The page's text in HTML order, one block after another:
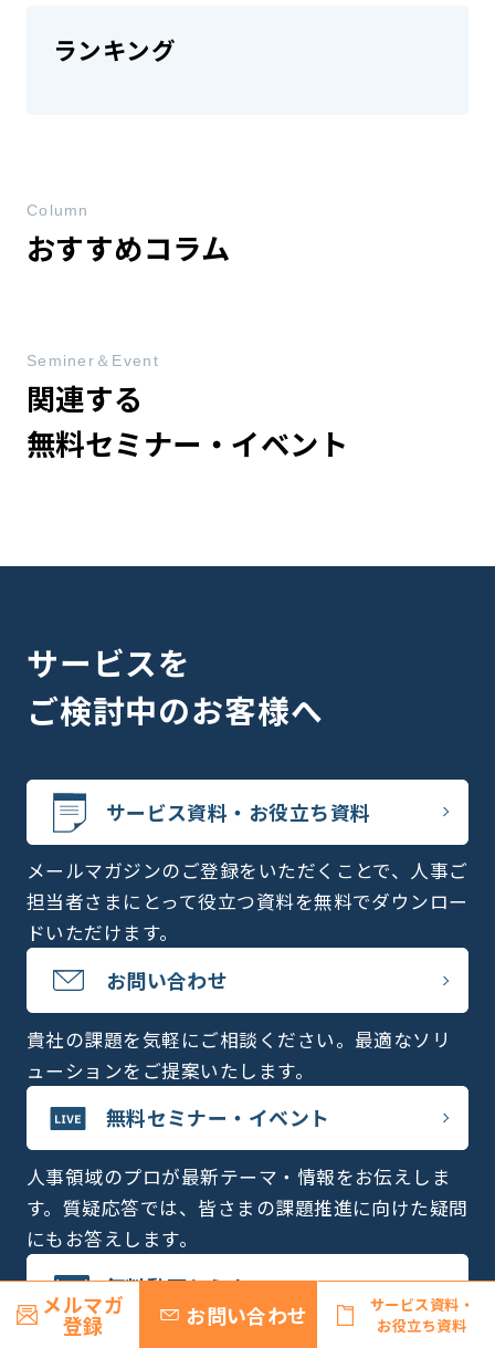
ランキング
おすすめコラム
Column
関連する
無料セミナー・イベント
Seminer＆Event
サービスを
ご検討中のお客様へ
サービス資料・お役立ち資料
メールマガジンのご登録をいただくことで、人事ご
担当者さまにとって役立つ資料を無料でダウンロー
ドいただけます。
お問い合わせ
貴社の課題を気軽にご相談ください。最適なソリ
ューションをご提案いたします。
無料セミナー・イベント
人事領域のプロが最新テーマ・情報をお伝えしま
す。質疑応答では、皆さまの課題推進に向けた疑問
にもお答えします。
無料動画セミナー
メルマガ
登録 お問い合わせ
サービス資料・
お役立ち資料